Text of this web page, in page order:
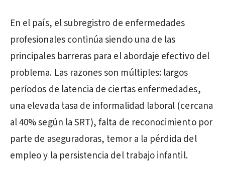
En el país, el subregistro de enfermedades
profesionales continúa siendo una de las
principales barreras para el abordaje efectivo del
problema. Las razones son múltiples: largos
períodos de latencia de ciertas enfermedades,
una elevada tasa de informalidad laboral (cercana
al 40% según la SRT), falta de reconocimiento por
parte de aseguradoras, temor a la pérdida del
empleo y la persistencia del trabajo infantil.